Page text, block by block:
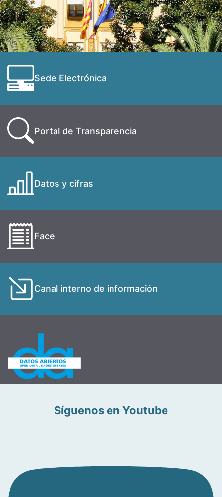
Sede Electrónica
Portal de Transparencia
Datos y cifras
Face
Canal interno de información
Síguenos en Youtube